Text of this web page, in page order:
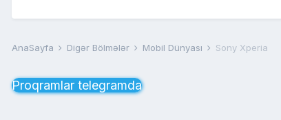
AnaSayfa Digər Bölmələr Mobil Dünyası Sony Xperia
Proqramlar telegramda